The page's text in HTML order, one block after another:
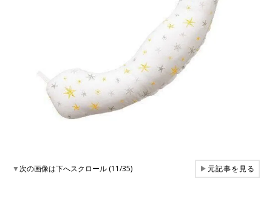
▼次の画像は下へスクロール (11/35) ▶元記事を見る